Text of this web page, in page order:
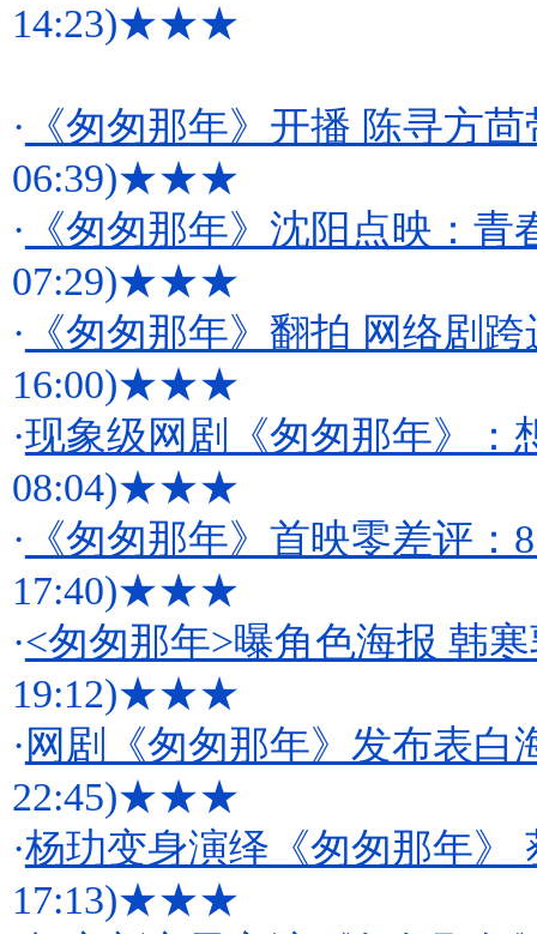
14:23)★★★
· 《匆匆那年》开播 陈寻方
06:39)★★★
· 《匆匆那年》沈阳点映：
07:29)★★★
· 《匆匆那年》翻拍 网络剧
16:00)★★★
·现象级网剧《匆匆那年》：
08:04)★★★
· 《匆匆那年》首映零差评：
17:40)★★★
·<匆匆那年>曝角色海报 韩
19:12)★★★
· 网剧《匆匆那年》发布表白
22:45)★★★
·杨玏变身演绎《匆匆那年》
17:13)★★★